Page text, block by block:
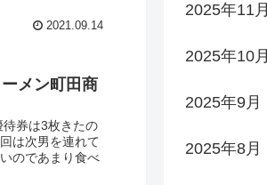
2021.09.14
メン町田商
券は3枚きたの
は次男を連れて
のであまり食べ
2025年11月
2025年10月
2025年9月
2025年8月